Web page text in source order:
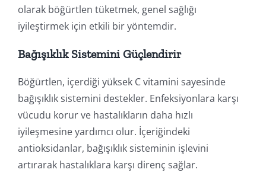
olarak böğürtlen tüketmek, genel sağlığı
iyileştirmek için etkili bir yöntemdir.
Bağışıklık Sistemini Güçlendirir
Böğürtlen, içerdiği yüksek C vitamini sayesinde
bağışıklık sistemini destekler. Enfeksiyonlara karşı
vücudu korur ve hastalıkların daha hızlı
iyileşmesine yardımcı olur. İçeriğindeki
antioksidanlar, bağışıklık sisteminin işlevini
artırarak hastalıklara karşı direnç sağlar.